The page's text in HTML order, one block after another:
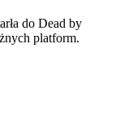
do Dead by
platform.